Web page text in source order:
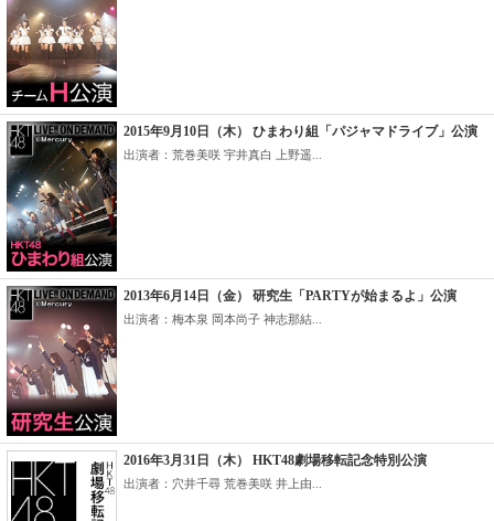
2015年9月10日（木） ひまわり組「パジャマドライブ」公演
出演者：荒巻美咲 宇井真白 上野遥...
2013年6月14日（金） 研究生「PARTYが始まるよ」公演
出演者：梅本泉 岡本尚子 神志那結...
2016年3月31日（木） HKT48劇場移転記念特別公演
出演者：穴井千尋 荒巻美咲 井上由...